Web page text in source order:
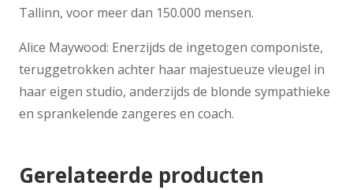
Tallinn, voor meer dan 150.000 mensen.
Alice Maywood: Enerzijds de ingetogen componiste,
teruggetrokken achter haar majestueuze vleugel in
haar eigen studio, anderzijds de blonde sympathieke
en sprankelende zangeres en coach.
Gerelateerde producten